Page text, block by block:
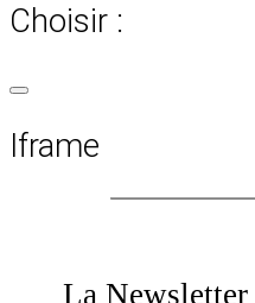
Choisir :
Iframe
La